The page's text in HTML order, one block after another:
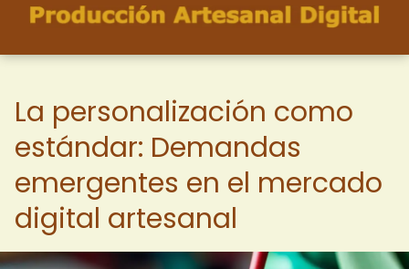
La personalización como
estándar: Demandas
emergentes en el mercado
digital artesanal